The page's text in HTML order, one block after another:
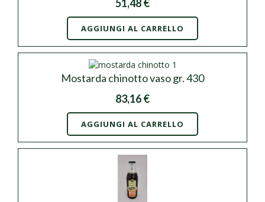
51,48 €
AGGIUNGI AL CARRELLO
Mostarda chinotto vaso gr. 430
83,16 €
AGGIUNGI AL CARRELLO